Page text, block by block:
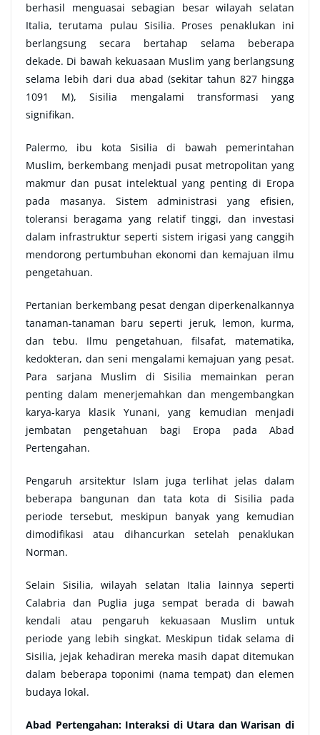
berhasil menguasai sebagian besar wilayah selatan
Italia, terutama pulau Sisilia. Proses penaklukan ini
berlangsung secara bertahap selama beberapa
dekade. Di bawah kekuasaan Muslim yang berlangsung
selama lebih dari dua abad (sekitar tahun 827 hingga
1091 M), Sisilia mengalami transformasi yang
signifikan.
Palermo, ibu kota Sisilia di bawah pemerintahan
Muslim, berkembang menjadi pusat metropolitan yang
makmur dan pusat intelektual yang penting di Eropa
pada masanya. Sistem administrasi yang efisien,
toleransi beragama yang relatif tinggi, dan investasi
dalam infrastruktur seperti sistem irigasi yang canggih
mendorong pertumbuhan ekonomi dan kemajuan ilmu
pengetahuan.
Pertanian berkembang pesat dengan diperkenalkannya
tanaman-tanaman baru seperti jeruk, lemon, kurma,
dan tebu. Ilmu pengetahuan, filsafat, matematika,
kedokteran, dan seni mengalami kemajuan yang pesat.
Para sarjana Muslim di Sisilia memainkan peran
penting dalam menerjemahkan dan mengembangkan
karya-karya klasik Yunani, yang kemudian menjadi
jembatan pengetahuan bagi Eropa pada Abad
Pertengahan.
Pengaruh arsitektur Islam juga terlihat jelas dalam
beberapa bangunan dan tata kota di Sisilia pada
periode tersebut, meskipun banyak yang kemudian
dimodifikasi atau dihancurkan setelah penaklukan
Norman.
Selain Sisilia, wilayah selatan Italia lainnya seperti
Calabria dan Puglia juga sempat berada di bawah
kendali atau pengaruh kekuasaan Muslim untuk
periode yang lebih singkat. Meskipun tidak selama di
Sisilia, jejak kehadiran mereka masih dapat ditemukan
dalam beberapa toponimi (nama tempat) dan elemen
budaya lokal.
Abad Pertengahan: Interaksi di Utara dan Warisan di